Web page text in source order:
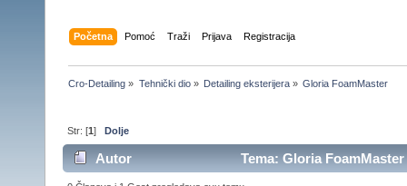
Početna Pomoć Traži Prijava Registracija
Cro-Detailing » Tehnički dio» Detailing eksterijera» Gloria FoamMaster
Str: [1]Dolje
Autor Tema: Gloria